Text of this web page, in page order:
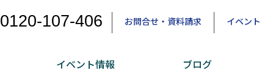
0120-107-406 お問合せ・資料請求 イベント
イベント情報 ブログ